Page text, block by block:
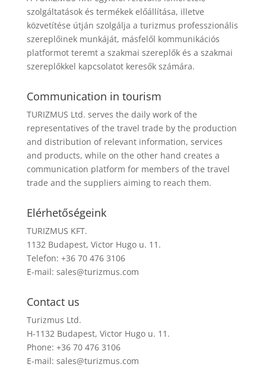
szolgáltatások és termékek előállítása, illetve
közvetítése útján szolgálja a turizmus professzionális
szereplőinek munkáját, másfelől kommunikációs
platformot teremt a szakmai szereplők és a szakmai
szereplőkkel kapcsolatot keresők számára.
Communication in tourism
TURIZMUS Ltd. serves the daily work of the
representatives of the travel trade by the production
and distribution of relevant information, services
and products, while on the other hand creates a
communication platform for members of the travel
trade and the suppliers aiming to reach them.
Elérhetőségeink
TURIZMUS KFT.
1132 Budapest, Victor Hugo u. 11.
Telefon: +36 70 476 3106
E-mail: sales@turizmus.com
Contact us
Turizmus Ltd.
H-1132 Budapest, Victor Hugo u. 11.
Phone: +36 70 476 3106
E-mail: sales@turizmus.com